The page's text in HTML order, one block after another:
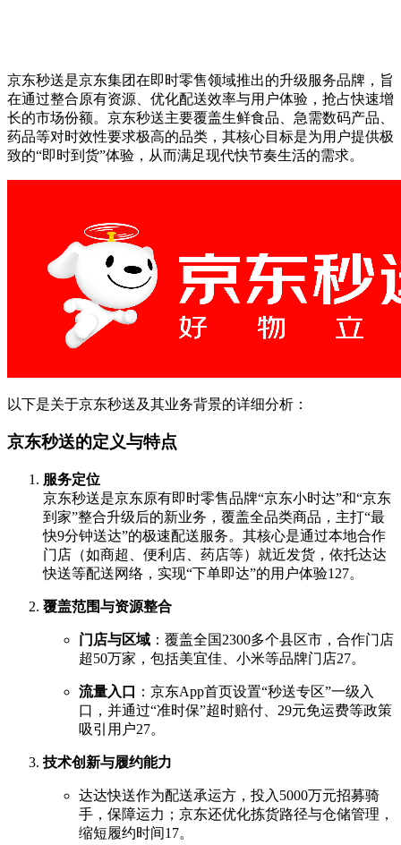
京东秒送是京东集团在即时零售领域推出的升级服务品牌，旨
在通过整合原有资源、优化配送效率与用户体验，抢占快速增
长的市场份额。京东秒送主要覆盖生鲜食品、急需数码产品、
药品等对时效性要求极高的品类，其核心目标是为用户提供极
致的“即时到货”体验，从而满足现代快节奏生活的需求。
以下是关于京东秒送及其业务背景的详细分析：
京东秒送的定义与特点
服务定位
京东秒送是京东原有即时零售品牌“京东小时达”和“京东
到家”整合升级后的新业务，覆盖全品类商品，主打“最
快9分钟送达”的极速配送服务。其核心是通过本地合作
门店（如商超、便利店、药店等）就近发货，依托达达
快送等配送网络，实现“下单即达”的用户体验1 27。
覆盖范围与资源整合
门店与区域 ：覆盖全国2300多个县区市，合作门店
超50万家，包括美宜佳、小米等品牌门店27。
流量入口
：京东App首页设置“秒送专区”一级入
口，并通过“准时保”超时赔付、29元免运费等政策
吸引用户27。
技术创新与履约能力
达达快送作为配送承运方，投入5000万元招募骑
手，保障运力；京东还优化拣货路径与仓储管理，
缩短履约时间1 7。